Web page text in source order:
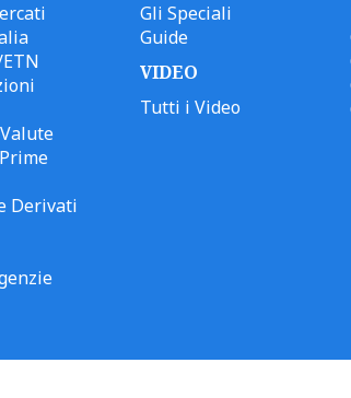
Derivati
Gli Speciali
Guide
VIDEO
Tutti i Video